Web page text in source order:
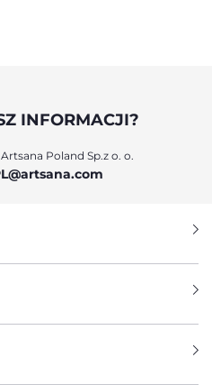
INFORMACJI?
Poland Sp.z o. o.